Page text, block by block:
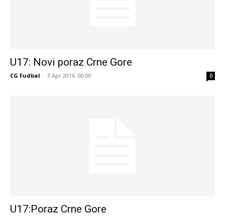
U17: Novi poraz Crne Gore
CG Fudbal - 3 Apr 2016. 00:00 0
U17:Poraz Crne Gore